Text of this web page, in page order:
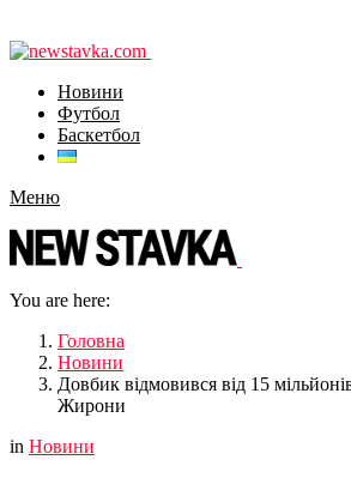
Новини
Футбол
Баскетбол
Меню
You are here:
Головна
Новини
Довбик відмовився від 15
Жирони
in Новини